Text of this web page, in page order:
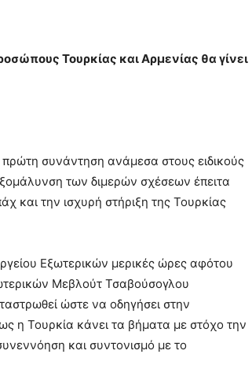
Τουρκίας και Αρμενίας θα γίνει
συνάντηση ανάμεσα στους ειδικούς
των διμερών σχέσεων έπειτα
και την ισχυρή στήριξη της Τουρκίας
Εξωτερικών μερικές ώρες αφότου
Μεβλούτ Τσαβούσογλου
ώστε να οδηγήσει στην
η Τουρκία κάνει τα βήματα με στόχο την
και συντονισμό με το